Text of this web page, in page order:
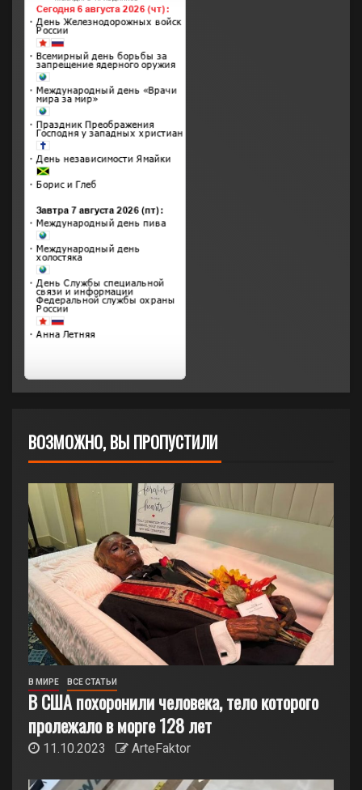
ВОЗМОЖНО, ВЫ ПРОПУСТИЛИ
В МИРЕ ВСЕ СТАТЬИ
В США похоронили человека, тело которого
пролежало в морге 128 лет
11.10.2023 ArteFaktor